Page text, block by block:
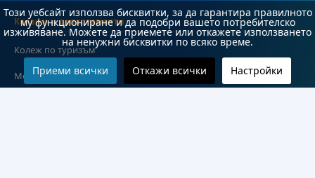
Колежи и департаменти
Колеж по туризъм
Медицински колеж
Този уебсайт използва бисквитки, за да гарантира правилното
му функциониране и да подобри вашето потребителско
изживяване. Можете да приемете или откажете използването
на ненужни бисквитки по всяко време.
Приеми всички Откажи всички Настройки